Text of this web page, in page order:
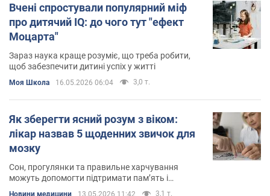
Вчені спростували популярний міф
про дитячий IQ: до чого тут "ефект
Моцарта"
Зараз наука краще розуміє, що треба робити,
щоб забезпечити дитині успіх у житті
Моя Школа 16.05.2026 06:04 3,0 т.
Як зберегти ясний розум з віком:
лікар назвав 5 щоденних звичок для
мозку
Сон, прогулянки та правильне харчування
можуть допомогти підтримати пам’ять і
Новини медицини 13.05.2026 11:42 3,1 т.